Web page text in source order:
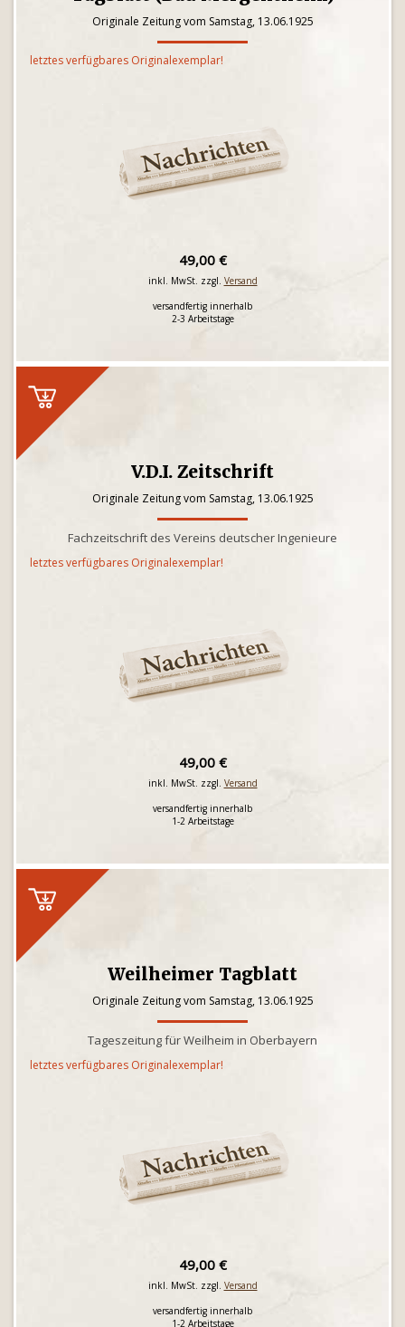
Originale Zeitung vom Samstag, 13.06.1925
letztes verfügbares Originalexemplar!
49,00 €
inkl. MwSt. zzgl. Versand
versandfertig innerhalb
2-3 Arbeitstage
V.D.I. Zeitschrift
Originale Zeitung vom Samstag, 13.06.1925
Fachzeitschrift des Vereins deutscher Ingenieure
letztes verfügbares Originalexemplar!
49,00 €
inkl. MwSt. zzgl. Versand
versandfertig innerhalb
1-2 Arbeitstage
Weilheimer Tagblatt
Originale Zeitung vom Samstag, 13.06.1925
Tageszeitung für Weilheim in Oberbayern
letztes verfügbares Originalexemplar!
49,00 €
inkl. MwSt. zzgl. Versand
versandfertig innerhalb
1-2 Arbeitstage